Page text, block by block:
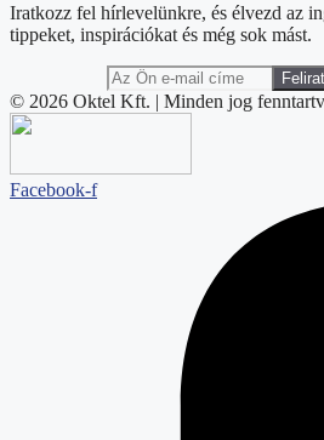
Iratkozz fel hírlevelünkre, és élvezd az
tippeket, inspirációkat és még sok mást.
© 2026 Oktel Kft. | Minden jog
Facebook-f